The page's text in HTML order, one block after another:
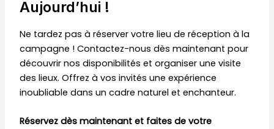
Aujourd’hui !
Ne tardez pas à réserver votre lieu de réception à la
campagne ! Contactez-nous dès maintenant pour
découvrir nos disponibilités et organiser une visite
des lieux. Offrez à vos invités une expérience
inoubliable dans un cadre naturel et enchanteur.
Réservez dès maintenant et faites de votre